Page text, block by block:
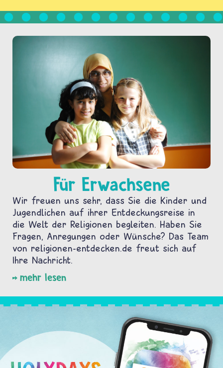
Für Erwachsene
Wir freuen uns sehr, dass Sie die Kinder und
Jugendlichen auf ihrer Entdeckungsreise in
die Welt der Religionen begleiten. Haben Sie
Fragen, Anregungen oder Wünsche? Das Team
von religionen-entdecken.de freut sich auf
Ihre Nachricht.
mehr lesen